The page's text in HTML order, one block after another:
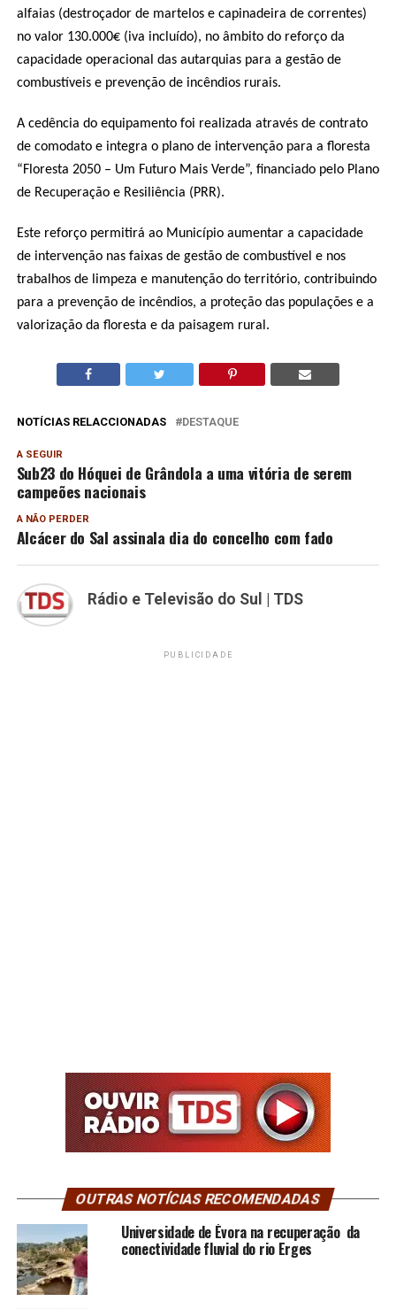
alfaias (destroçador de martelos e capinadeira de correntes)
no valor 130.000€ (iva incluído), no âmbito do reforço da
capacidade operacional das autarquias para a gestão de
combustíveis e prevenção de incêndios rurais.
A cedência do equipamento foi realizada através de contrato
de comodato e integra o plano de intervenção para a floresta
“Floresta 2050 – Um Futuro Mais Verde”, financiado pelo Plano
de Recuperação e Resiliência (PRR).
Este reforço permitirá ao Município aumentar a capacidade
de intervenção nas faixas de gestão de combustível e nos
trabalhos de limpeza e manutenção do território, contribuindo
para a prevenção de incêndios, a proteção das populações e a
valorização da floresta e da paisagem rural.
NOTÍCIAS RELACCIONADAS DESTAQUE
A SEGUIR
Sub23 do Hóquei de Grândola a uma vitória de serem
campeões nacionais
A NÃO PERDER
Alcácer do Sal assinala dia do concelho com fado
Rádio e Televisão do Sul | TDS
PUBLICIDADE
OUTRAS NOTÍCIAS RECOMENDADAS
Universidade de Évora na recuperação da
conectividade fluvial do rio Erges